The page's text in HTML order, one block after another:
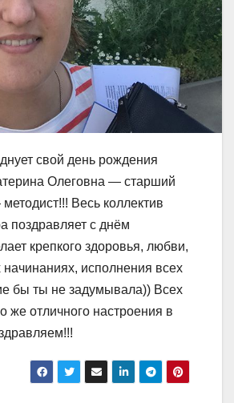
свой день рождения
Олеговна — старший
Весь коллектив
поздравляет с днём
крепкого здоровья, любви,
начинаниях, исполнения всех
бы ты не задумывала)) Всех
же отличного настроения в